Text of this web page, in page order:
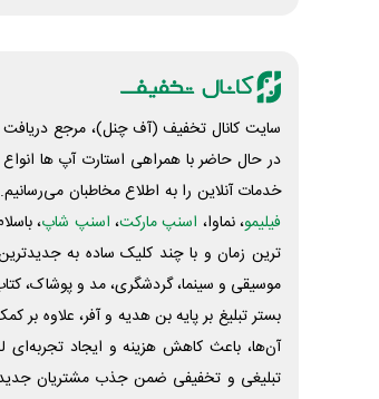
سایت کانال تخفیف (آف چنل)، مرجع
در حال حاضر با همراهی استارت آپ ها
خدمات آنلاین را به اطلاع مخاطبان می‌رسانیم.
فیلیمو، نماوا، اسنپ مارکت، اسنپ شاپ،
ترین زمان و با چند کلیک ساده به
موسیقی و سینما، گردشگری، مد و پوشاک،
بستر تبلیغ بر پایه بن هدیه و آفر، علاوه
آن‌ها، باعث کاهش هزینه و ایجاد
تبلیغی و تخفیفی ضمن جذب مشتریان